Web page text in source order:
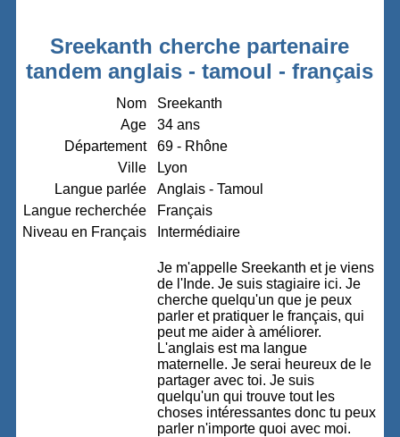
Sreekanth cherche partenaire
tandem anglais - tamoul - français
Nom
Sreekanth
Age
34 ans
Département
69 - Rhône
Ville
Lyon
Langue parlée
Anglais - Tamoul
Langue recherchée
Français
Niveau en Français
Intermédiaire
Je m'appelle Sreekanth et je viens
de l'Inde. Je suis stagiaire ici. Je
cherche quelqu'un que je peux
parler et pratiquer le français, qui
peut me aider à améliorer.
L'anglais est ma langue
maternelle. Je serai heureux de le
partager avec toi. Je suis
quelqu'un qui trouve tout les
choses intéressantes donc tu peux
parler n'importe quoi avec moi.